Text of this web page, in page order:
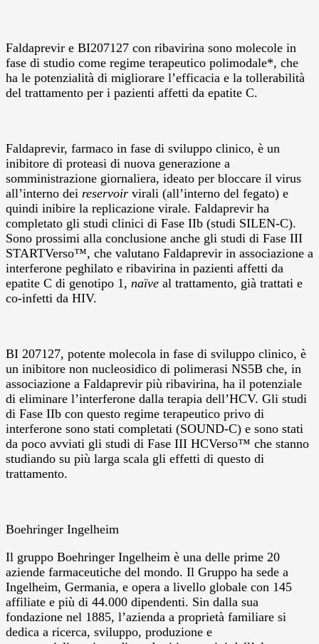
Faldaprevir e BI207127 con ribavirina sono molecole in
fase di studio come regime terapeutico polimodale*, che
ha le potenzialità di migliorare l’efficacia e la tollerabilità
del trattamento per i pazienti affetti da epatite C.
Faldaprevir, farmaco in fase di sviluppo clinico, è un
inibitore di proteasi di nuova generazione a
somministrazione giornaliera, ideato per bloccare il virus
all’interno dei reservoir virali (all’interno del fegato) e
quindi inibire la replicazione virale. Faldaprevir ha
completato gli studi clinici di Fase IIb (studi SILEN-C).
Sono prossimi alla conclusione anche gli studi di Fase III
STARTVerso™, che valutano Faldaprevir in associazione a
interferone peghilato e ribavirina in pazienti affetti da
epatite C di genotipo 1, naïve al trattamento, già trattati e
co-infetti da HIV.
BI 207127, potente molecola in fase di sviluppo clinico, è
un inibitore non nucleosidico di polimerasi NS5B che, in
associazione a Faldaprevir più ribavirina, ha il potenziale
di eliminare l’interferone dalla terapia dell’HCV. Gli studi
di Fase IIb con questo regime terapeutico privo di
interferone sono stati completati (SOUND-C) e sono stati
da poco avviati gli studi di Fase III HCVerso™ che stanno
studiando su più larga scala gli effetti di questo di
trattamento.
Boehringer Ingelheim
Il gruppo Boehringer Ingelheim è una delle prime 20
aziende farmaceutiche del mondo. Il Gruppo ha sede a
Ingelheim, Germania, e opera a livello globale con 145
affiliate e più di 44.000 dipendenti. Sin dalla sua
fondazione nel 1885, l’azienda a proprietà familiare si
dedica a ricerca, sviluppo, produzione e